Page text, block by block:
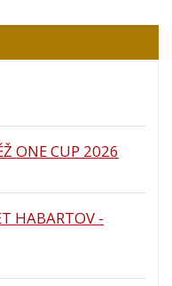
ONE CUP 2026
HABARTOV -